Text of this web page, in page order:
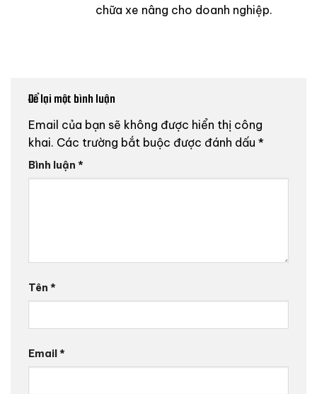
chữa xe nâng cho doanh nghiệp.
Để lại một bình luận
Email của bạn sẽ không được hiển thị công
khai. Các trường bắt buộc được đánh dấu *
Bình luận *
Tên *
Email*